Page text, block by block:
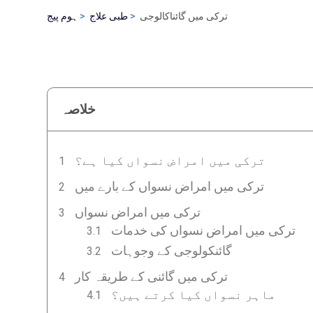
ہوم پیج طبی علاج ترکی میں گائناکالوجی
خلاصہ
ترکی میں امراض نسواں کیا ہے؟
ترکی میں امراض نسواں کے بارے میں
ترکی میں امراض نسواں
ترکی میں امراض نسواں کی خدمات
گائنکولوجی کے وجوہات
ترکی میں گائنی کے طریقہ کار
ماہر نسواں کیا کرتے ہیں؟